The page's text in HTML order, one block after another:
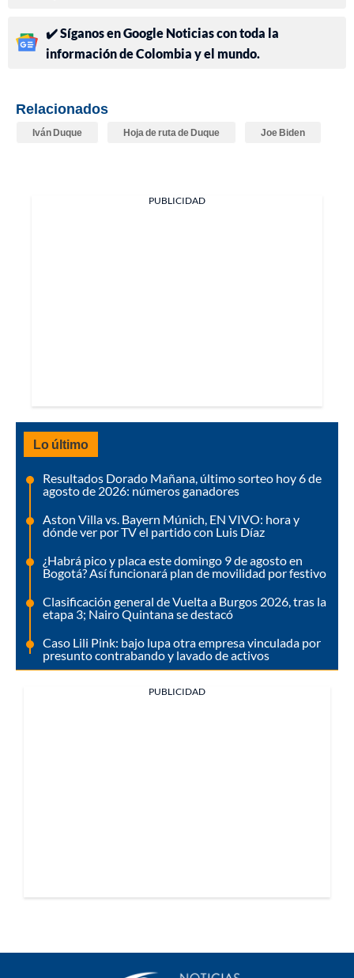
✔️ Síganos en Google Noticias con toda la
información de Colombia y el mundo.
Relacionados
Iván Duque Hoja de ruta de Duque Joe Biden
PUBLICIDAD
Lo último
Resultados Dorado Mañana, último sorteo hoy 6 de
agosto de 2026: números ganadores
Aston Villa vs. Bayern Múnich, EN VIVO: hora y
dónde ver por TV el partido con Luis Díaz
¿Habrá pico y placa este domingo 9 de agosto en
Bogotá? Así funcionará plan de movilidad por festivo
Clasificación general de Vuelta a Burgos 2026, tras la
etapa 3; Nairo Quintana se destacó
Caso Lili Pink: bajo lupa otra empresa vinculada por
presunto contrabando y lavado de activos
PUBLICIDAD